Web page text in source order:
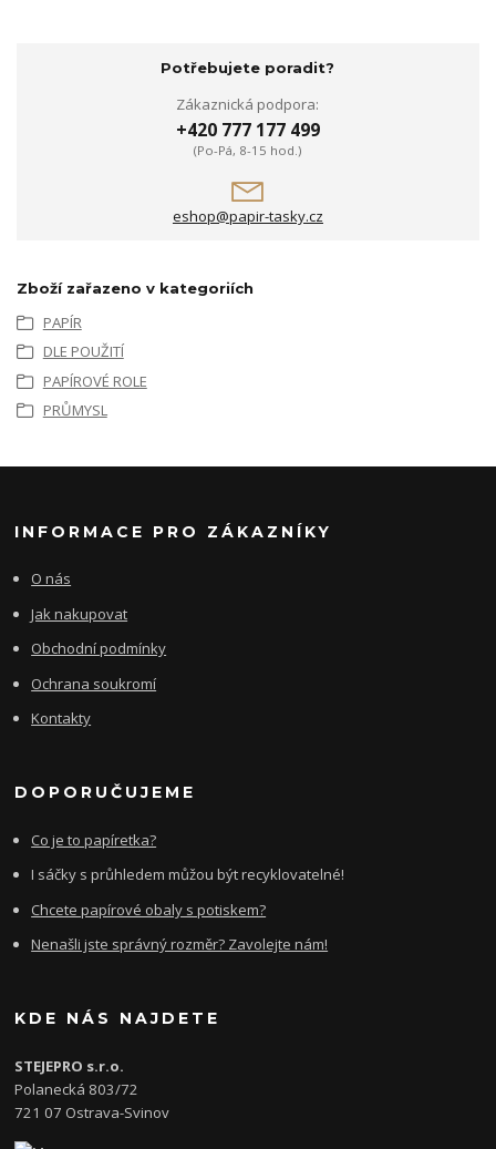
Potřebujete poradit?
Zákaznická podpora:
+420 777 177 499
(Po-Pá, 8-15 hod.)
eshop@papir-tasky.cz
Zboží zařazeno v kategoriích
PAPÍR
DLE POUŽITÍ
PAPÍROVÉ ROLE
PRŮMYSL
INFORMACE PRO ZÁKAZNÍKY
O nás
Jak nakupovat
Obchodní podmínky
Ochrana soukromí
Kontakty
DOPORUČUJEME
Co je to papíretka?
I sáčky s průhledem můžou být recyklovatelné!
Chcete papírové obaly s potiskem?
Nenašli jste správný rozměr? Zavolejte nám!
KDE NÁS NAJDETE
STEJEPRO s.r.o.
Polanecká 803/72
721 07 Ostrava-Svinov